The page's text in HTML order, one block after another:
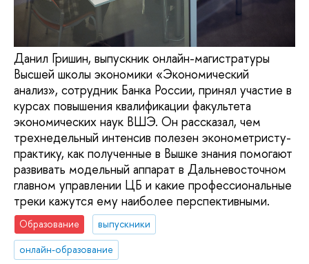
Данил Гришин, выпускник онлайн-магистратуры
Высшей школы экономики «Экономический
анализ», сотрудник Банка России, принял участие в
курсах повышения квалификации факультета
экономических наук ВШЭ. Он рассказал, чем
трехнедельный интенсив полезен эконометристу-
практику, как полученные в Вышке знания помогают
развивать модельный аппарат в Дальневосточном
главном управлении ЦБ и какие профессиональные
треки кажутся ему наиболее перспективными.
Образование
выпускники
онлайн-образование